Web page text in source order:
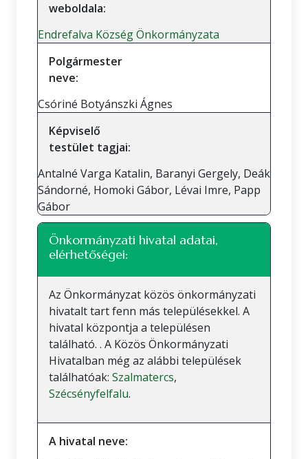
weboldala:
Endrefalva Község Önkormányzata
Polgármester
neve:
Csóriné Botyánszki Ágnes
Képviselő
testület tagjai:
Antalné Varga Katalin, Baranyi Gergely, Deák
Sándorné, Homoki Gábor, Lévai Imre, Papp
Gábor
Önkormányzati hivatal adatai,
elérhetőségei:
Az Önkormányzat közös önkormányzati
hivatalt tart fenn más településekkel. A
hivatal központja a településen
található. . A Közös Önkormányzati
Hivatalban még az alábbi települések
találhatóak: Szalmatercs,
Szécsényfelfalu.
A hivatal neve: